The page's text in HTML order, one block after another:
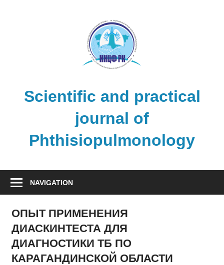
Scientific and practical
journal of
Phthisiopulmonology
NAVIGATION
ОПЫТ ПРИМЕНЕНИЯ
ДИАСКИНТЕСТА ДЛЯ
ДИАГНОСТИКИ ТБ ПО
КАРАГАНДИНСКОЙ ОБЛАСТИ